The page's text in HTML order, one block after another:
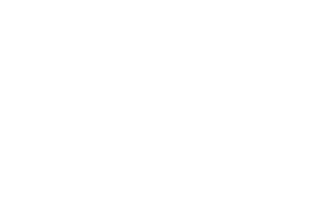
el software y los servicios
de Gen Digital